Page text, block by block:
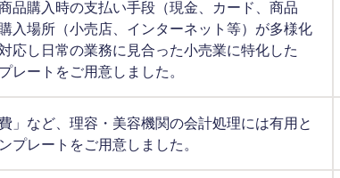
品購入時の支払い手段（現金、カード、商品
入場所（小売店、インターネット等）が多様化
応し日常の業務に見合った小売業に特化した
レートをご用意しました。
」など、理容・美容機関の会計処理には有用と
レートをご用意しました。